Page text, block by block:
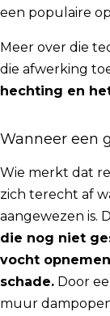
een populaire
Meer over die
die afwerking
hechting en
Wanneer een
Wie merkt dat
zich terecht af
aangewezen is.
die nog niet
vocht
schade. Door
muur